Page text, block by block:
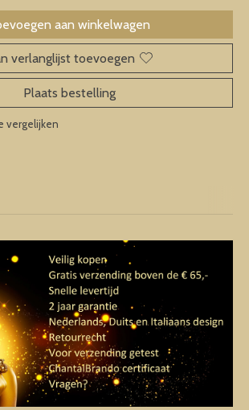
aan winkelwagen
verlanglijst toevoegen
Plaats bestelling
vergelijken